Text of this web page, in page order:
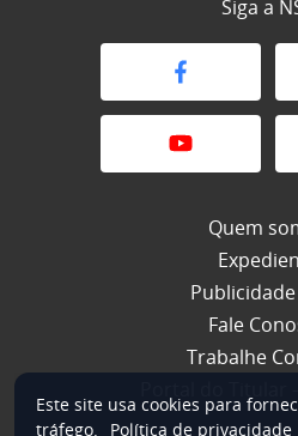
Siga a
Quem
Publicidade
Fale
Trabalhe
Este site usa cookies para
tráfego.
Política de privacidade